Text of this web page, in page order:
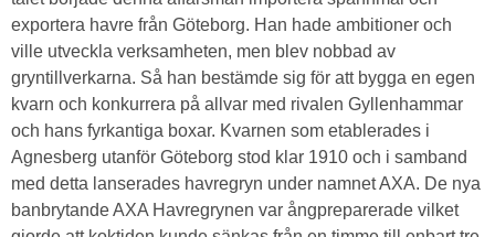
exportera havre från Göteborg. Han hade ambitioner och
ville utveckla verksamheten, men blev nobbad av
gryntillverkarna. Så han bestämde sig för att bygga en egen
kvarn och konkurrera på allvar med rivalen Gyllenhammar
och hans fyrkantiga boxar. Kvarnen som etablerades i
Agnesberg utanför Göteborg stod klar 1910 och i samband
med detta lanserades havregryn under namnet AXA. De nya
banbrytande AXA Havregrynen var ångpreparerade vilket